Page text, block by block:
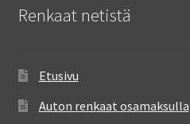
Renkaat netistä
Etusivu
Auton renkaat osamaksulla